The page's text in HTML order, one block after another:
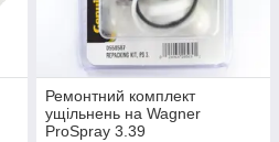
Ремонтний комплект
ущільнень на Wagner
ProSpray 3.39